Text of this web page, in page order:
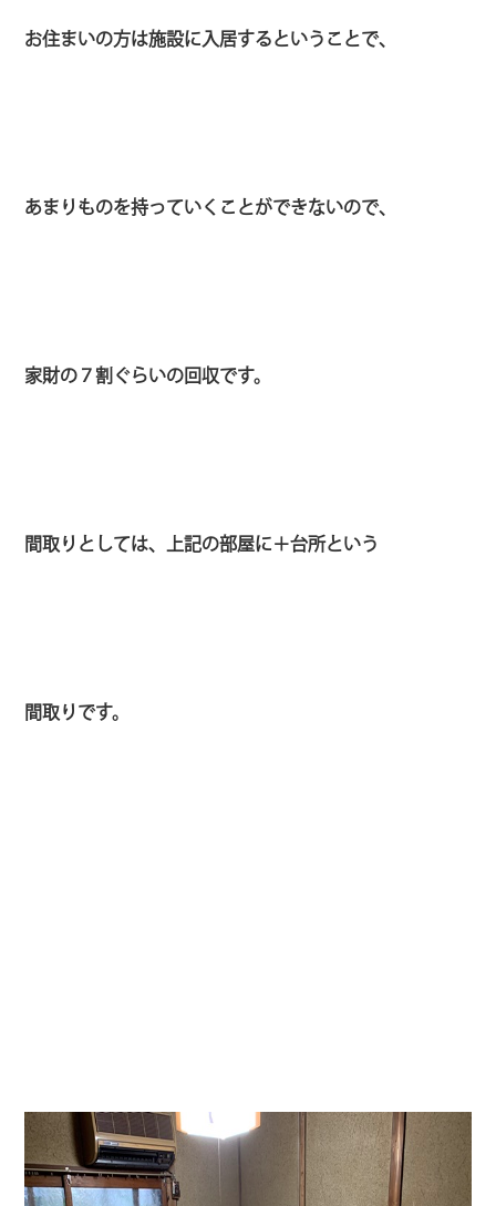
お住まいの方は施設に入居するということで、
あまりものを持っていくことができないので、
家財の７割ぐらいの回収です。
間取りとしては、上記の部屋に＋台所という
間取りです。